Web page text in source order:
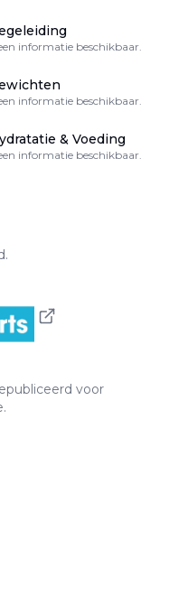
informatie beschikbaar.
informatie beschikbaar.
& Voeding
informatie beschikbaar.
voor